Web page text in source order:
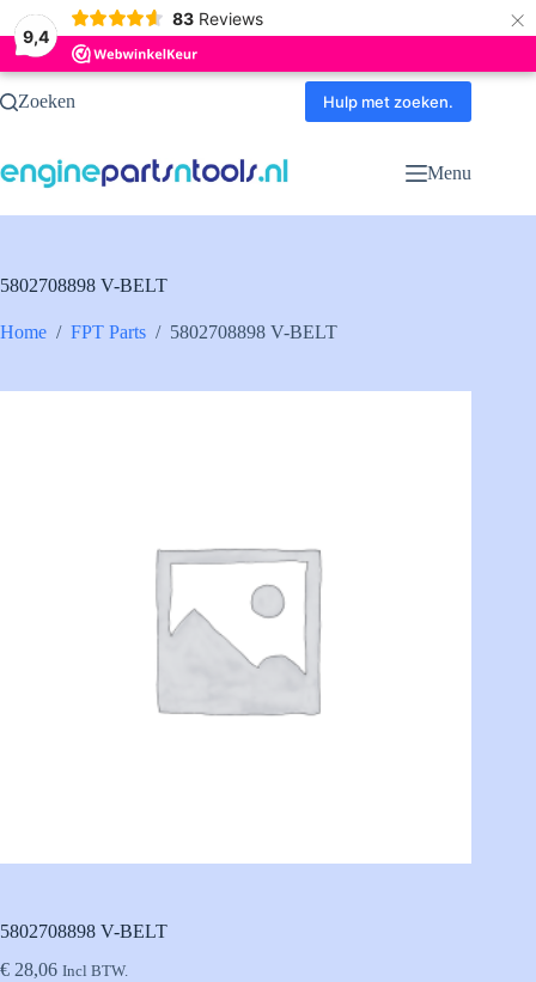
9,4
83 Reviews ×
Ga
naarZoeken Hulp met zoeken.
Menu
5802708898 V-BELT
Home / FPT Parts / 5802708898 V-BELT
5802708898 V-BELT
€ 28,06 Incl BTW.